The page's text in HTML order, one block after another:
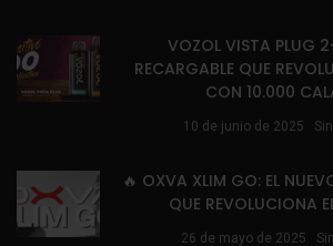
VOZOL VISTA PLUG
RECARGABLE QUE
CON 10.000
10 de junio de 2025
🔥 OXVA XLIM GO: EL
QUE REVOLUCIONA
26 de mayo de 2025